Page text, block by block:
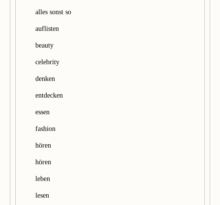
h
alles sonst so
auflisten
beauty
celebrity
denken
entdecken
essen
fashion
hören
hören
leben
lesen